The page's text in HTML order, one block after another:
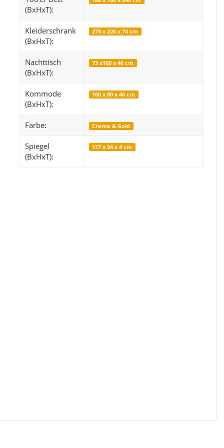
(BxHxT):
Kleiderschrank
(BxHxT):
278 x 226 x 74 cm
Nachttisch
(BxHxT):
73 x160 x 46 cm
Kommode
(BxHxT):
160 x 80 x 46 cm
Farbe: Creme & Gold
Spiegel
(BxHxT):
117 x 94 x 4 cm
249,99 €*